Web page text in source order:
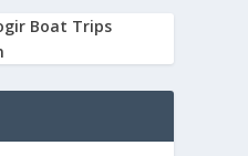
Boat Trips